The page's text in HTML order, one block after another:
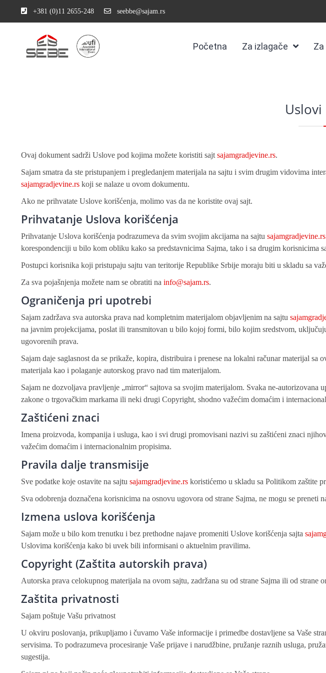
+381 (0)11 2655-248 seebbe@sajam.rs
Početna Za izlagače
Ovaj dokument sadrži Uslove pod kojima možete koristiti sajt sajamgradjevine.rs.
Sajam smatra da ste pristupanjem i pregledanjem materijala na sajtu i svim drugim vidovima
sajamgradjevine.rs koji se nalaze u ovom dokumentu.
Ako ne prihvatate Uslove korišćenja, molimo vas da ne koristite ovaj sajt.
Prihvatanje Uslova korišćenja
Prihvatanje Uslova korišćenja podrazumeva da svim svojim akcijama na sajtu sajamgradjevine.rs
korespondenciji u bilo kom obliku kako sa predstavnicima Sajma, tako i sa drugim korisnicima
Postupci korisnika koji pristupaju sajtu van teritorije Republike Srbije moraju biti u skladu sa
Za sva pojašnjenja možete nam se obratiti na info@sajam.rs.
Ograničenja pri upotrebi
Sajam zadržava sva autorska prava nad kompletnim materijalom objavljenim na sajtu
na javnim projekcijama, poslat ili transmitovan u bilo kojoj formi, bilo kojim sredstvom,
ugovorenih prava.
Sajam daje saglasnost da se prikaže, kopira, distribuira i prenese na lokalni računar materijal
materijala kao i polaganje autorskog pravo nad tim materijalom.
Sajam ne dozvoljava pravljenje „mirror“ sajtova sa svojim materijalom. Svaka ne-
zakone o trgovačkim markama ili neki drugi Copyright, shodno važećim domaćim i
Zaštićeni znaci
Imena proizvoda, kompanija i usluga, kao i svi drugi promovisani nazivi su zaštićeni znaci
važećim domaćim i internacionalnim propisima.
Pravila dalje transmisije
Sve podatke koje ostavite na sajtu sajamgradjevine.rs koristićemo u skladu sa Politikom zaštite
Sva odobrenja doznačena korisnicima na osnovu ugovora od strane Sajma, ne mogu se preneti
Izmena uslova korišćenja
Sajam može u bilo kom trenutku i bez prethodne najave promeniti Uslove korišćenja sajta
Uslovima korišćenja kako bi uvek bili informisani o aktuelnim pravilima.
Copyright (Zaštita autorskih prava)
Autorska prava celokupnog materijala na ovom sajtu, zadržana su od strane Sajma ili od strane
Zaštita privatnosti
Sajam poštuje Vašu privatnost
U okviru poslovanja, prikupljamo i čuvamo Vaše informacije i primedbe dostavljene sa Vaše
servisima. To podrazumeva procesiranje Vaše prijave i narudžbine, pružanje raznih usluga,
sugestija.